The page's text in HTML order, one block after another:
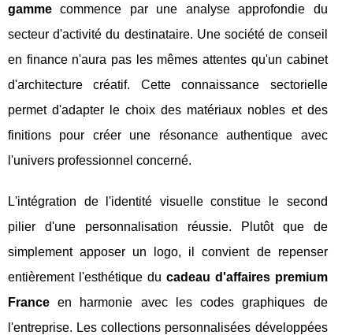
gamme commence par une analyse approfondie du
secteur d'activité du destinataire. Une société de conseil
en finance n'aura pas les mêmes attentes qu'un cabinet
d'architecture créatif. Cette connaissance sectorielle
permet d'adapter le choix des matériaux nobles et des
finitions pour créer une résonance authentique avec
l'univers professionnel concerné.
L'intégration de l'identité visuelle constitue le second
pilier d'une personnalisation réussie. Plutôt que de
simplement apposer un logo, il convient de repenser
entièrement l'esthétique du cadeau d'affaires premium
France en harmonie avec les codes graphiques de
l'entreprise. Les collections personnalisées développées